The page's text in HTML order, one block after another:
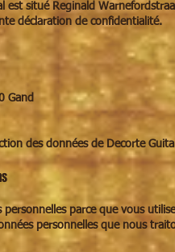
est situé Reginald
déclaration de confidentialité.
Gand
des données de Decorte
parce que vous
personnelles que nous